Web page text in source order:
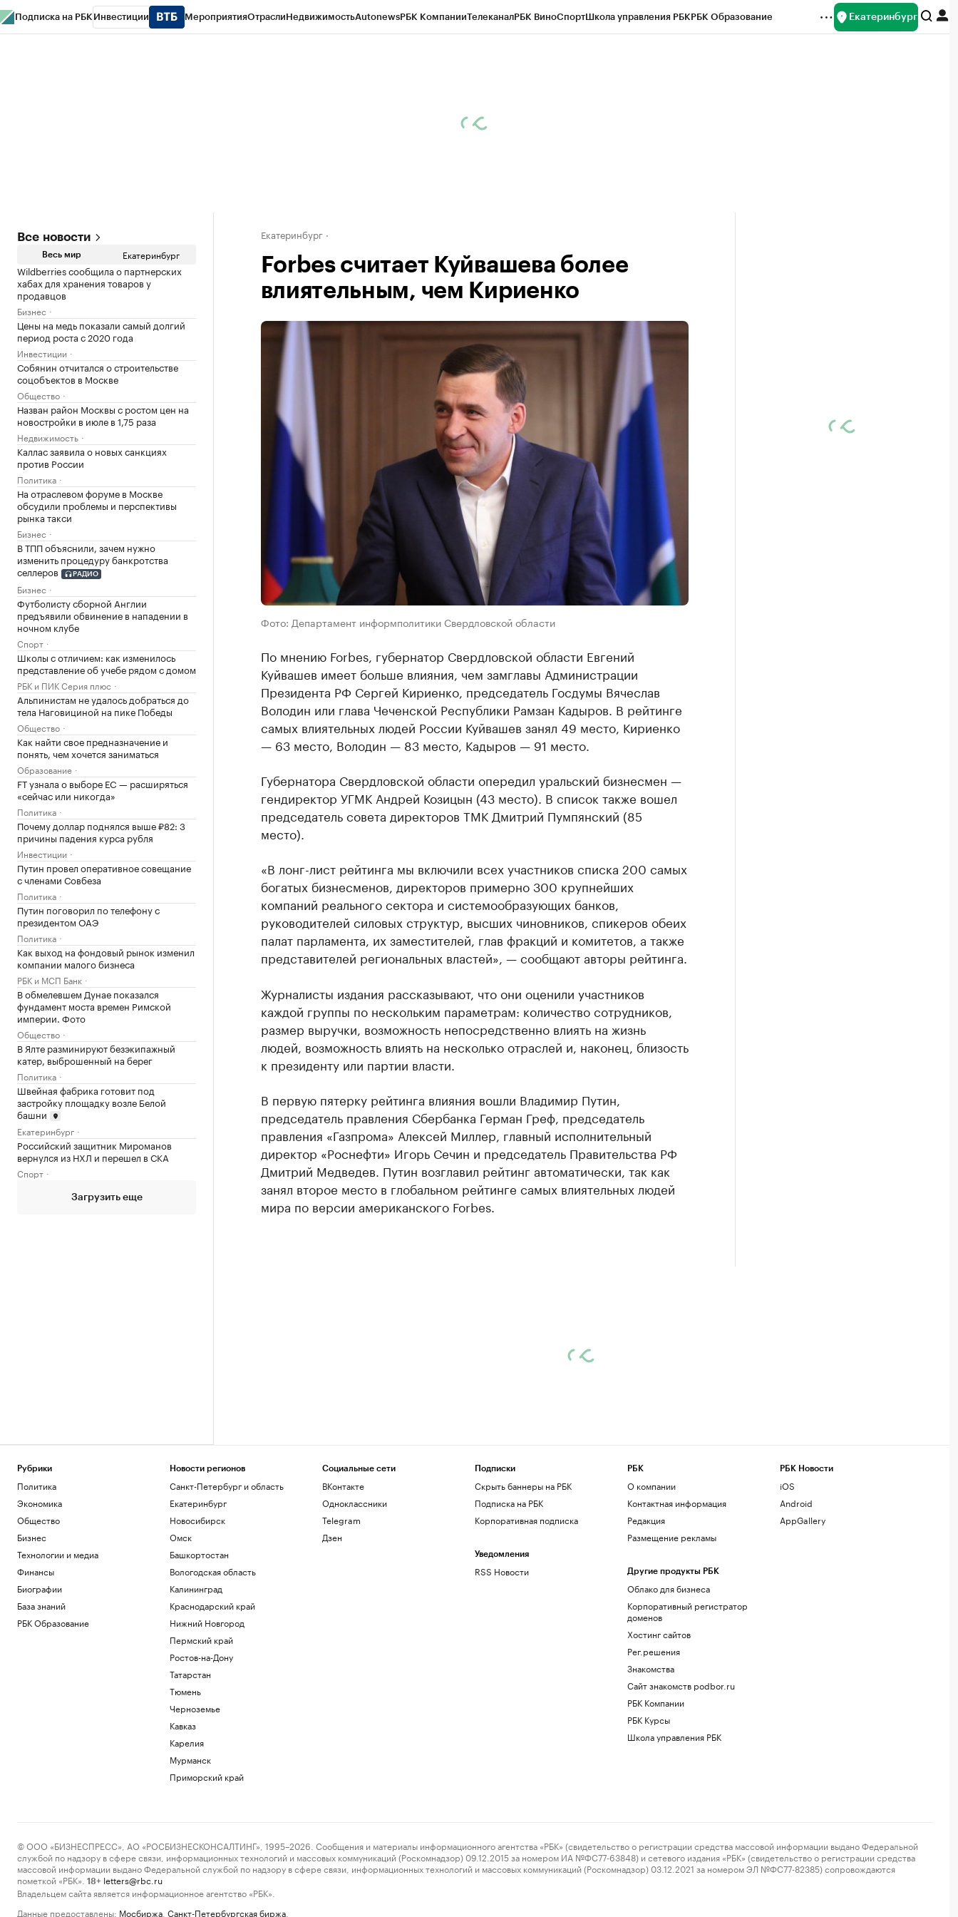
Подписка на РБК Инвестиции МероприятияОтраслиНедвижимостьAutonewsРБК КомпанииТелеканалРБК ВиноСпортШкола управления РБКРБК Образование Екатеринбург
Все новости
Весь мир Екатеринбург
Wildberries сообщила о партнерских
хабах для хранения товаров у
продавцов
Бизнес
Цены на медь показали самый долгий
период роста с 2020 года
Инвестиции
Собянин отчитался о строительстве
соцобъектов в Москве
Общество
Назван район Москвы с ростом цен на
новостройки в июле в 1,75 раза
Недвижимость
Каллас заявила о новых санкциях
против России
Политика
На отраслевом форуме в Москве
обсудили проблемы и перспективы
рынка такси
Бизнес
В ТПП объяснили, зачем нужно
изменить процедуру банкротства
селлеров
РАДИО
Бизнес
Футболисту сборной Англии
предъявили обвинение в нападении в
ночном клубе
Спорт
Школы с отличием: как изменилось
представление об учебе рядом с домом
РБК и ПИК Серия плюс
Альпинистам не удалось добраться до
тела Наговициной на пике Победы
Общество
Как найти свое предназначение и
понять, чем хочется заниматься
Образование
FT узнала о выборе ЕС — расширяться
«сейчас или никогда»
Политика
Почему доллар поднялся выше ₽82: 3
причины падения курса рубля
Инвестиции
Путин провел оперативное совещание
с членами Совбеза
Политика
Путин поговорил по телефону с
президентом ОАЭ
Политика
Как выход на фондовый рынок изменил
компании малого бизнеса
РБК и МСП Банк
В обмелевшем Дунае показался
фундамент моста времен Римской
империи. Фото
Общество
В Ялте разминируют безэкипажный
катер, выброшенный на берег
Политика
Швейная фабрика готовит под
застройку площадку возле Белой
башни
Екатеринбург
Российский защитник Мироманов
вернулся из НХЛ и перешел в СКА
Спорт
Загрузить еще
Екатеринбург
Forbes считает Куйвашева более
влиятельным, чем Кириенко
Фото: Департамент информполитики Свердловской области
По мнению Forbes, губернатор Свердловской области Евгений
Куйвашев имеет больше влияния, чем замглавы Администрации
Президента РФ Сергей Кириенко, председатель Госдумы Вячеслав
Володин или глава Чеченской Республики Рамзан Кадыров. В рейтинге
самых влиятельных людей России Куйвашев занял 49 место, Кириенко
— 63 место, Володин — 83 место, Кадыров — 91 место.
Губернатора Свердловской области опередил уральский бизнесмен —
гендиректор УГМК Андрей Козицын (43 место). В список также вошел
председатель совета директоров ТМК Дмитрий Пумпянский (85
место).
«В лонг-лист рейтинга мы включили всех участников списка 200 самых
богатых бизнесменов, директоров примерно 300 крупнейших
компаний реального сектора и системообразующих банков,
руководителей силовых структур, высших чиновников, спикеров обеих
палат парламента, их заместителей, глав фракций и комитетов, а также
представителей региональных властей», — сообщают авторы рейтинга.
Журналисты издания рассказывают, что они оценили участников
каждой группы по нескольким параметрам: количество сотрудников,
размер выручки, возможность непосредственно влиять на жизнь
людей, возможность влиять на несколько отраслей и, наконец, близость
к президенту или партии власти.
В первую пятерку рейтинга влияния вошли Владимир Путин,
председатель правления Сбербанка Герман Греф, председатель
правления «Газпрома» Алексей Миллер, главный исполнительный
директор «Роснефти» Игорь Сечин и председатель Правительства РФ
Дмитрий Медведев. Путин возглавил рейтинг автоматически, так как
занял второе место в глобальном рейтинге самых влиятельных людей
мира по версии американского Forbes.
Рубрики
Политика
Экономика
Общество
Бизнес
Технологии и медиа
Финансы
Биографии
База знаний
РБК Образование
Новости регионов
Санкт-Петербург и область
Екатеринбург
Новосибирск
Омск
Башкортостан
Вологодская область
Калининград
Краснодарский край
Нижний Новгород
Пермский край
Ростов-на-Дону
Татарстан
Тюмень
Черноземье
Кавказ
Карелия
Мурманск
Приморский край
Социальные сети
ВКонтакте
Одноклассники
Telegram
Дзен
Подписки
Скрыть баннеры на РБК
Подписка на РБК
Корпоративная подписка
Уведомления
RSS Новости
РБК
О компании
Контактная информация
Редакция
Размещение рекламы
Другие продукты РБК
Облако для бизнеса
Корпоративный регистратор
доменов
Хостинг сайтов
Рег.решения
Знакомства
Сайт знакомств podbor.ru
РБК Компании
РБК Курсы
Школа управления РБК
РБК Новости
iOS
Android
AppGallery
© ООО «БИЗНЕСПРЕСС», АО «РОСБИЗНЕСКОНСАЛТИНГ», 1995–2026. Сообщения и материалы информационного агентства «РБК» (свидетельство о регистрации средства массовой информации выдано Федеральной
службой по надзору в сфере связи, информационных технологий и массовых коммуникаций (Роскомнадзор) 09.12.2015 за номером ИА №ФС77-63848) и сетевого издания «РБК» (свидетельство о регистрации средства
массовой информации выдано Федеральной службой по надзору в сфере связи, информационных технологий и массовых коммуникаций (Роскомнадзор) 03.12.2021 за номером ЭЛ №ФС77-82385) сопровождаются
пометкой «РБК».
18+ letters@rbc.ru
Владельцем сайта является информационное агентство «РБК».
Данные предоставлены: Мосбиржа Санкт-Петербургская биржа